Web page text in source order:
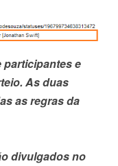
participantes e
As duas
as regras da
divulgados no